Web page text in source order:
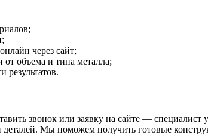
через сайт;
от объема и типа металла;
результатов.
звонок или заявку на сайте —
деталей. Мы поможем получить готовые